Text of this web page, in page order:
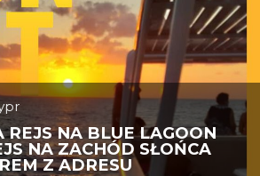
REJS NA BLUE LAGOON
NA ZACHÓD SŁOŃCA
Z ADRESU